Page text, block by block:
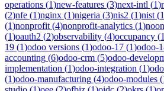
operations (1)new-features (3)next-intl (1)
(2)nfe (1)nginx (1)nigeria (3)nis2 (1)nist (1
(1)nonprofit (4)nonprofit-analytics (1)noon
(1)oauth2 (2)observability (4)occupancy (1
19 (1)odoo versions (1)odoo-17 (1)odoo-
accounting (6)odoo-crm (5)odoo-
implementation (1)odoo-integration (1)
(1)odoo-manufacturing (4)odoo-modules (